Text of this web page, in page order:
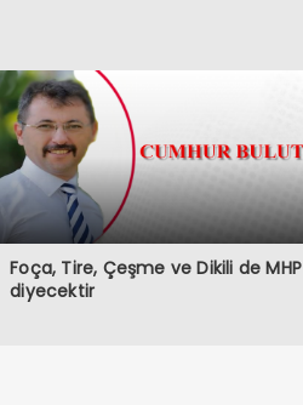
Foça, Tire, Çeşme ve Dikili de MHP
diyecektir